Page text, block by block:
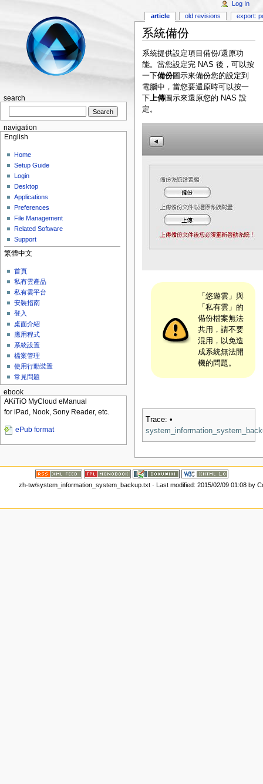
系統備份
系統提供設定項目備份/還原功
能。當您設定完 NAS 後，可以按
一下備份圖示來備份您的設定到
電腦中，當您要還原時可以按一
下上傳圖示來還原您的 NAS 設
定。
「悠遊雲」與
「私有雲」的
備份檔案無法
共用，請不要
混用，以免造
成系統無法開
機的問題。
Trace: •
article old revisions export:
Log In
search
navigation
English
Home
Setup Guide
Login
Desktop
Applications
Preferences
File Management
Related Software
Support
繁體中文
首頁
私有雲產品
私有雲平台
安裝指南
登入
桌面介紹
應用程式
系統設置
檔案管理
使用行動裝置
常見問題
ebook
AKiTiO MyCloud eManual
for iPad, Nook, Sony Reader, etc.
ePub format
zh-tw/system_information_system_backup.txt· Last modified: 2015/02/09 01:08 by